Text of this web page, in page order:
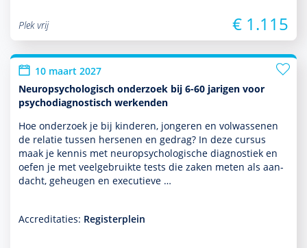
Plek vrij € 1.115
10 maart 2027
Neuropsychologisch onderzoek bij 6-60 jarigen voor
psychodiagnostisch werkenden
Hoe onder­zoek je bij kin­de­ren, jongeren en vol­was­senen
de relatie tussen hersenen en gedrag? In deze cursus
maak je kennis met neuro­psycho­logische diag­nos­tiek en
oefen je met veelgebruikte tests die zaken meten als aan­
dacht, geheugen en executieve …
Accreditaties: Registerplein